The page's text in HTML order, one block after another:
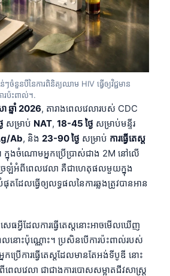
ៗចំនួនបីនៃការពិនិត្យឈាម HIV ធ្វើឲ្យវិជ្ជមាន
រប៉ះពាល់។.
ឆ្នាំ 2026, តារាងពេលវេលារបស់ CDC
សម្រាប់ NAT, 18-45 ថ្ងៃ សម្រាប់មន្ទីរ
Ab, និង 23-90 ថ្ងៃ សម្រាប់ ការធ្វើតេស្ត
ក្នុងចំណោមអ្នកប្រើប្រាស់ជាង 2M នៅលើ
ច្រឡំអំពីពេលវេលា គឺជាហេតុផលមួយក្នុង
លធ្វើឲ្យលទ្ធផលនៃការឆ្លងត្រូវបានអាន
ធអ្វីដែលការធ្វើតេស្តនោះអាចមើលឃើញ
ោះប៉ុណ្ណោះ។ ប្រសិនបើការប៉ះពាល់របស់
ប្រើការធ្វើតេស្តដែលមានតែអង់ទីបូឌី នោះ
លវេលា ជាជាងការបោសសម្អាតជីវសាស្ត្រ